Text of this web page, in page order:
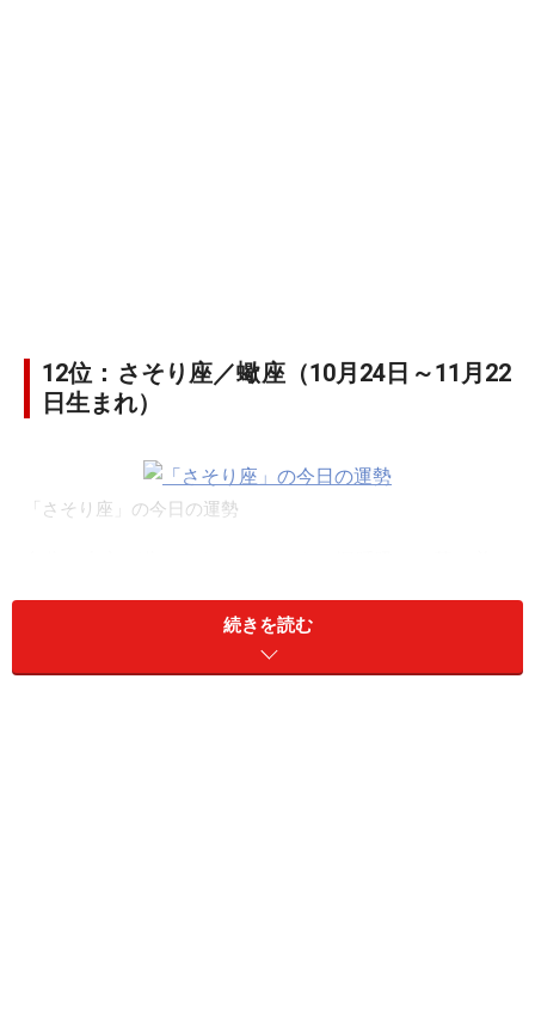
12位：さそり座／蠍座（10月24日～11月22
日生まれ）
「さそり座」の今日の運勢
＞あなたの今週の運勢を占う！
続きを読む